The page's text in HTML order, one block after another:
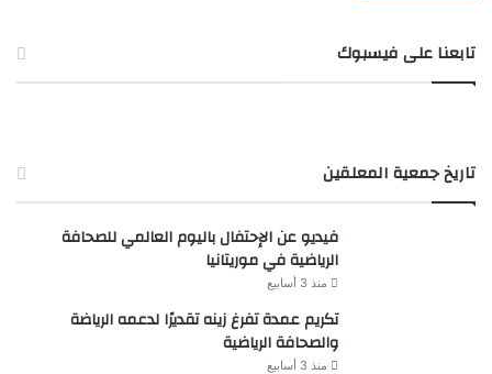
تابعنا على فيسبوك
تاريخ جمعية المعلقين
فيديو عن الإحتفال باليوم العالمي للصحافة
الرياضية في موريتانيا
منذ 3 أسابيع
تكريم عمدة تفرغ زينه تقديرًا لدعمه الرياضة
والصحافة الرياضية
منذ 3 أسابيع